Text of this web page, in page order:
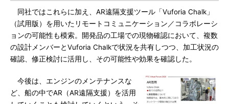
同社ではこれらに加え、AR遠隔支援ツール「Vuforia Chalk」
（試用版）を用いたリモートコミュニケーション／コラボレーシ
ョンの可能性も模索。開発品の工場での現物確認において、複数
の設計メンバーとVuforia Chalkで状況を共有しつつ、加工状況の
確認、修正検討に活用し、その可能性や効果を確認した。
今後は、エンジンのメンテナンスな
ど、船の中でAR（AR遠隔支援）を活用